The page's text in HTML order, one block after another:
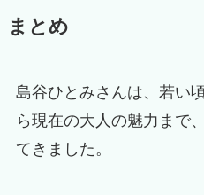
まとめ
島谷ひとみさんは、若い
ら現在の大人の魅力まで
てきました。